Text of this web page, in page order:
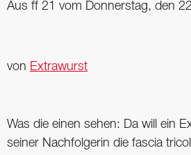
Aus ff 21 vom Donnerstag, den
von Extrawurst
Was die einen sehen: Da will ein
seiner Nachfolgerin die fascia